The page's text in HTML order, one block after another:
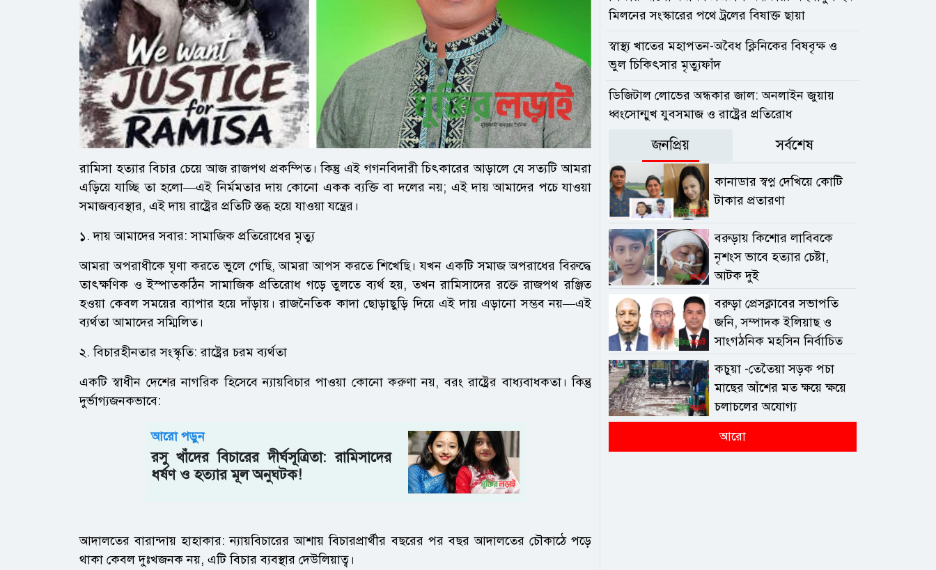
​রামিসা হত্যার বিচার চেয়ে আজ রাজপথ প্রকম্পিত। কিন্তু এই গগনবিদারী চিৎকারের আড়ালে যে সত্যটি আমরা
এড়িয়ে যাচ্ছি তা হলো—এই নির্মমতার দায় কোনো একক ব্যক্তি বা দলের নয়; এই দায় আমাদের পচে যাওয়া
সমাজব্যবস্থার, এই দায় রাষ্ট্রের প্রতিটি স্তব্ধ হয়ে যাওয়া যন্ত্রের।
​১. দায় আমাদের সবার: সামাজিক প্রতিরোধের মৃত্যু
​আমরা অপরাধীকে ঘৃণা করতে ভুলে গেছি, আমরা আপস করতে শিখেছি। যখন একটি সমাজ অপরাধের বিরুদ্ধে
তাৎক্ষণিক ও ইস্পাতকঠিন সামাজিক প্রতিরোধ গড়ে তুলতে ব্যর্থ হয়, তখন রামিসাদের রক্তে রাজপথ রঞ্জিত
হওয়া কেবল সময়ের ব্যাপার হয়ে দাঁড়ায়। রাজনৈতিক কাদা ছোড়াছুড়ি দিয়ে এই দায় এড়ানো সম্ভব নয়—এই
ব্যর্থতা আমাদের সম্মিলিত।
​২. বিচারহীনতার সংস্কৃতি: রাষ্ট্রের চরম ব্যর্থতা
​একটি স্বাধীন দেশের নাগরিক হিসেবে ন্যায়বিচার পাওয়া কোনো করুণা নয়, বরং রাষ্ট্রের বাধ্যবাধকতা। কিন্তু
দুর্ভাগ্যজনকভাবে:
আরো পড়ুন
রসু খাঁদের বিচারের দীর্ঘসূত্রিতা: রামিসাদের
ধর্ষণ ও হত্যার মূল অনুঘটক!
​আদালতের বারান্দায় হাহাকার: ন্যায়বিচারের আশায় বিচারপ্রার্থীর বছরের পর বছর আদালতের চৌকাঠে পড়ে
থাকা কেবল দুঃখজনক নয়, এটি বিচার ব্যবস্থার দেউলিয়াত্ব।
মিলনের সংস্কারের পথে ট্রলের বিষাক্ত ছায়া
স্বাস্থ্য খাতের মহাপতন-অবৈধ ক্লিনিকের বিষবৃক্ষ ও
ভুল চিকিৎসার মৃত্যুফাঁদ
ডিজিটাল লোভের অন্ধকার জাল: অনলাইন জুয়ায়
ধ্বংসোন্মুখ যুবসমাজ ও রাষ্ট্রের প্রতিরোধ
জনপ্রিয় সর্বশেষ
কানাডার স্বপ্ন দেখিয়ে কোটি
টাকার প্রতারণা
বরুড়ায় কিশোর লাবিবকে
নৃশংস ভাবে হত্যার চেষ্টা,
আটক দুই
বরুড়া প্রেসক্লাবের সভাপতি
জনি, সম্পাদক ইলিয়াছ ও
সাংগঠনিক মহসিন নির্বাচিত
কচুয়া -তেতৈয়া সড়ক পচা
মাছের আঁশের মত ক্ষয়ে ক্ষয়ে
চলাচলের অযোগ্য
আরো